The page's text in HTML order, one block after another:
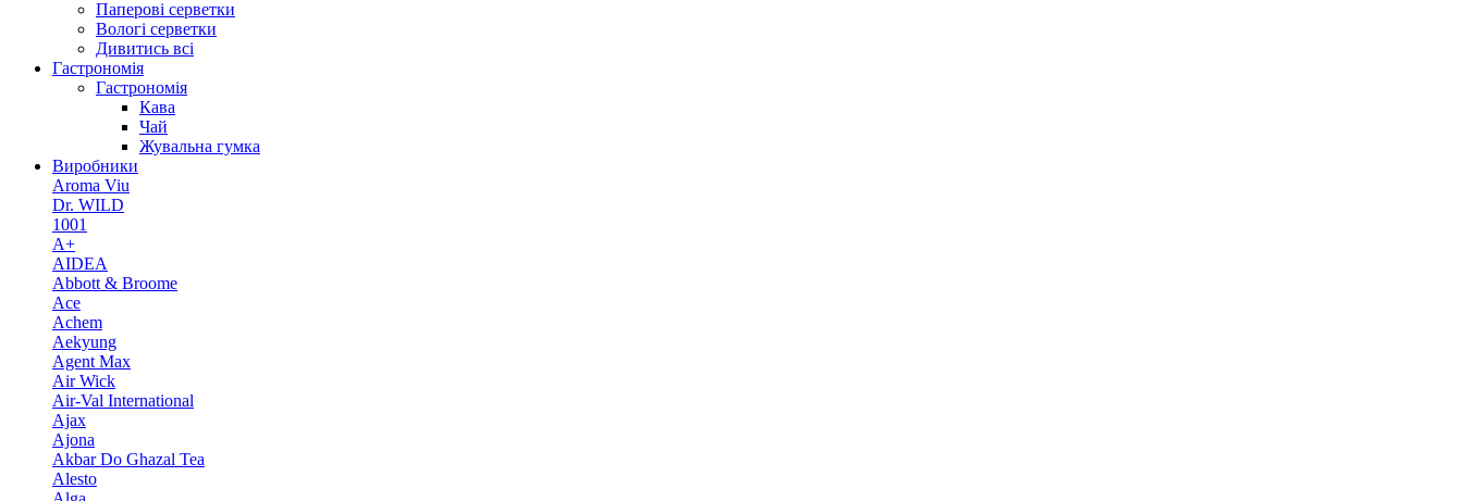
Паперові серветки
Вологі серветки
Дивитись всі
Гастрономія
Гастрономія
Кава
Чай
Жувальна гумка
Виробники
Aroma Viu
Dr. WILD
1001
A+
AIDEA
Abbott & Broome
Ace
Achem
Aekyung
Agent Max
Air Wick
Air-Val International
Ajax
Ajona
Akbar Do Ghazal Tea
Alesto